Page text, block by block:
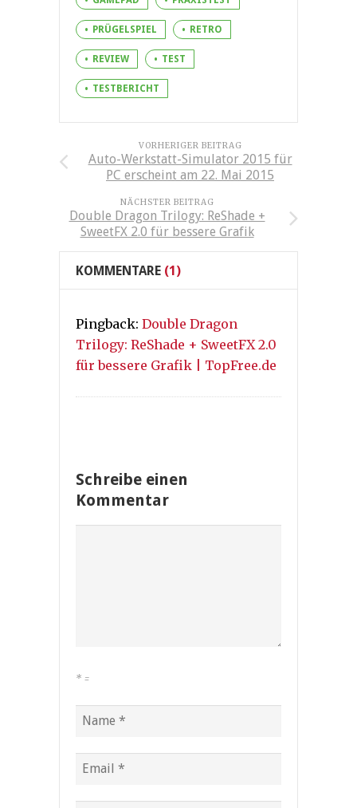
PRÜGELSPIEL RETRO
REVIEW TEST
TESTBERICHT
VORHERIGER BEITRAG
Auto-Werkstatt-Simulator 2015 für
PC erscheint am 22. Mai 2015
NÄCHSTER BEITRAG
Double Dragon Trilogy: ReShade +
SweetFX 2.0 für bessere Grafik
KOMMENTARE (1)
Pingback: Double Dragon
Trilogy: ReShade + SweetFX 2.0
für bessere Grafik | TopFree.de
Schreibe einen
Kommentar
* =